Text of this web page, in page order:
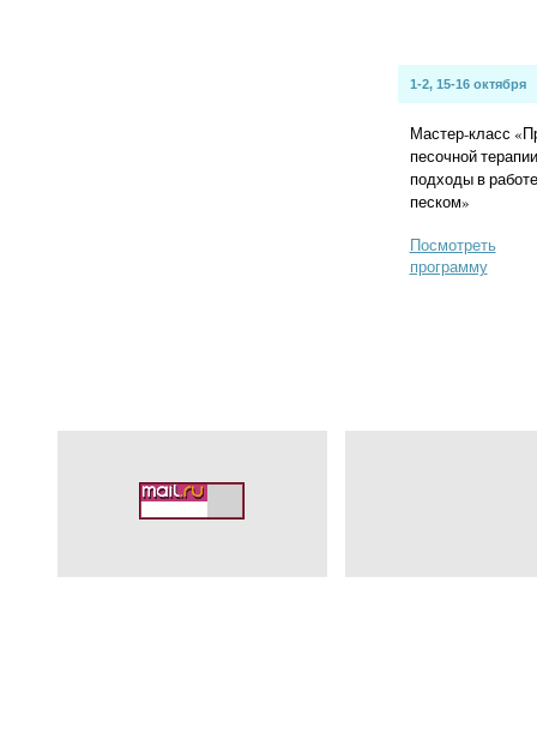
1-2, 15-16 октября
Мастер-класс
песочной
подходы в
песком»
Посмотреть
программу